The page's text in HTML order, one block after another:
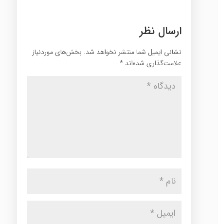
ارسال نظر
نشانی ایمیل شما منتشر نخواهد شد. بخش‌های موردنیاز
علامت‌گذاری شده‌اند *